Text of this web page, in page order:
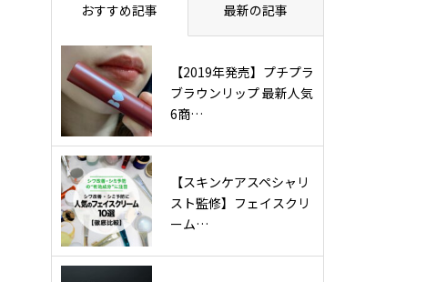
おすすめ記事 最新の記事
【2019年発売】プチプラ
ブラウンリップ 最新人気
6商…
【スキンケアスペシャリ
スト監修】フェイスクリ
ーム…